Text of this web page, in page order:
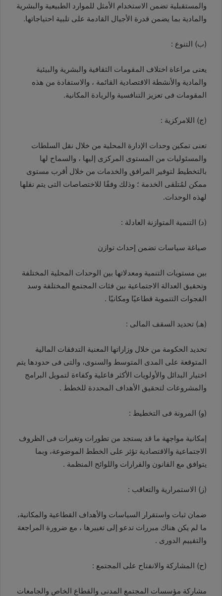
والمستقبلية تضمن الاستخدام الأمثل للموارد الطبيعية والبشرية
والمادية بما يضمن قدرة الأجيال القادمة على تلبية احتياجاتها.
(ب) التنوع :
يعنى مراعاة اختلاف المقومات الثقافية والبشرية والبيئية
والمادية والأنشطة الاقتصادية القائمة ، والاستفادة من هذه
المقومات فى تعزيز التنافسية والريادة المكانية.
(ج) اللامركزية :
تعنى تمكين وحدات الإدارة المحلية من خلال نقل السلطات
والمسئوليات من المستوى المركزى إليها ، والسماح لها
بالتخطيط لتوفير المرافق والخدمات من خلال أقرب مستوى
ممكن لمُتلقى الخدمة ؛ وذلك وفقًا للاختصاصات التى يتم نقلها
لهذه الوحدات.
(د) التنمية المتوازنة العادلة :
صياغة سياسات تضمن إحداث توازن
بين مستويات التنمية ومعدلاتها بين الوحدات المحلية المختلفة
وتحقيق العدالة الاجتماعية بين فئات المجتمع المختلفة وسد
الفجوات التنموية قطاعيًا ومكانيًا .
(هـ) تحديد السقف المالى :
تحديد الحكومة من خلال وزاراتها المعنية التدفقات المالية
المتوقعة على المدى المتوسط والسنوى، والتى فى حدودها يتم
اختيار البدائل والأولويات الأكثر فاعلية وكفاءة لتمويل البرامج
والمشروعات لتحقيق الأهداف المحددة للخطط .
(و) المرونة فى التخطيط :
إمكانية مواجهة ما قد يستجد من تطورات وتغيرات فى الظروف
الاجتماعية والاقتصادية تؤثر على الخطط الموضوعة، وبما
يتوافق مع القانون والقرارات واللوائح المنظمة .
(ز) الاستمرارية والتعاقب :
ضمان ثبات واستقرار السياسات والأهداف القطاعية والمكانية،
ما لم يكن هناك مبررات تدعو إلى تغييرها ، مع ضرورة المراجعة
والتقييم الدورى .
(ح) المشاركة والانفتاح على المجتمع :
مشاركة مؤسسات المجتمع المدنى والقطاع الخاص والجامعات